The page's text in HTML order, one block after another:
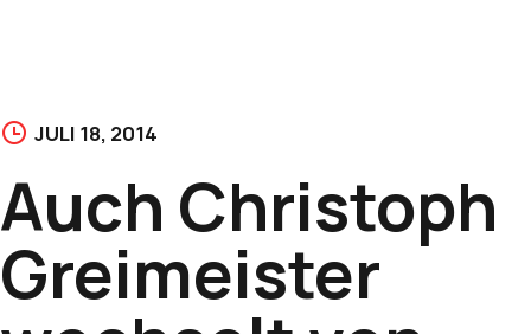
JULI 18, 2014
Auch Christoph
Greimeister